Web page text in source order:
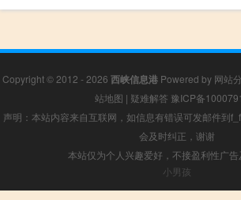
Copyright © 2012 - 2026 西峡信息港 Powered by 网站
站地图 | 疑难解答 豫ICP备
声明：本站内容来自互联网，如信息有错误可发邮件到
会及时纠正，谢谢
本站仅为个人兴趣爱好，不接盈利性广
小男孩